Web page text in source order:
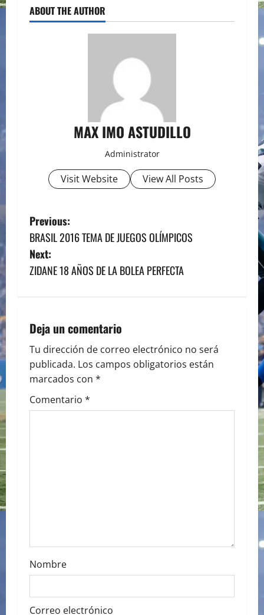
ABOUT THE AUTHOR
MAX IMO ASTUDILLO
Administrator
Visit Website View All Posts
P
o
s
n
a
v
i
n
Previous:
BRASIL 2016 TEMA DE JUEGOS OLÍMPICOS
Next:
ZIDANE 18 AÑOS DE LA BOLEA PERFECTA
Deja un comentario
Tu dirección de correo electrónico no será
publicada. Los campos obligatorios están
marcados con *
Comentario *
Nombre
Correo electrónico